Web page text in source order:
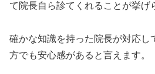
て院長自ら診てくれることが挙げ
確かな知識を持った院長が対応し
方でも安心感があると言えます。